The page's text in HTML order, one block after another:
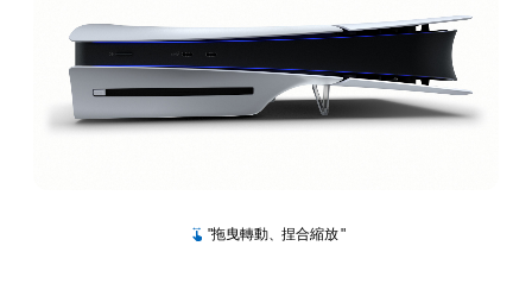
"拖曳轉動、捏合縮放 "